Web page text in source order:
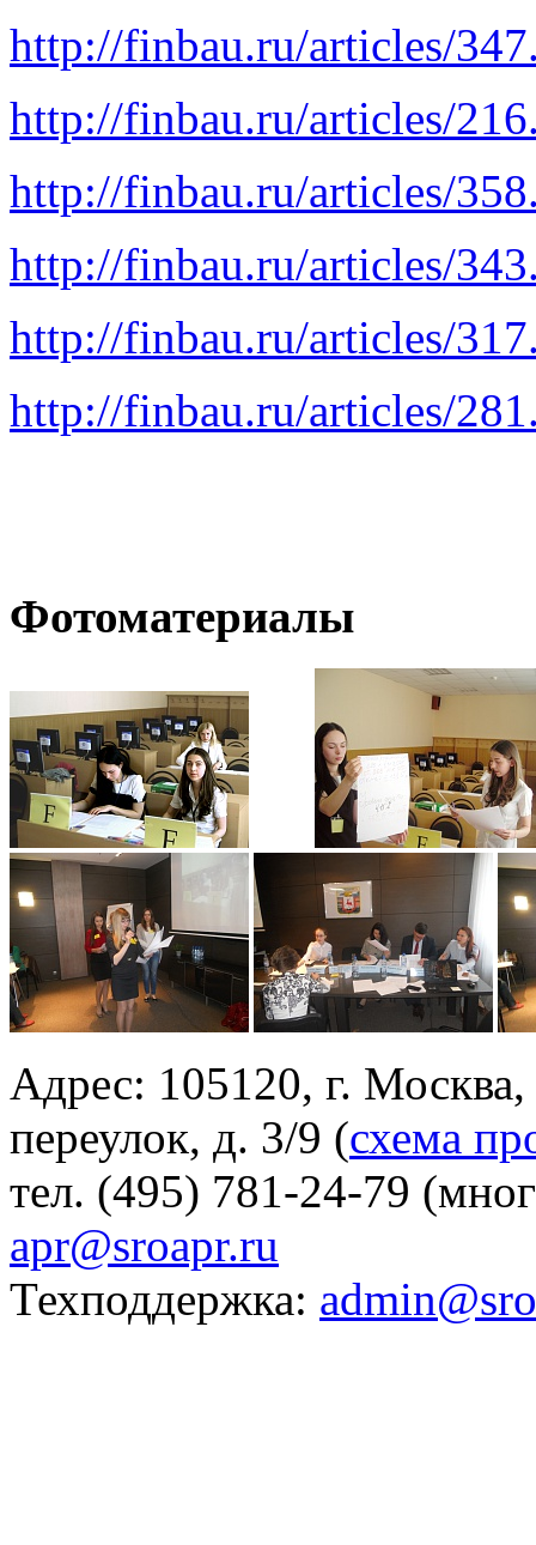
http://finbau.ru/articles/
http://finbau.ru/articles/
http://finbau.ru/articles/
http://finbau.ru/articles/
http://finbau.ru/articles/
http://finbau.ru/articles/
Фотоматериалы
Адрес: 105120, г.
переулок, д. 3/9 (схема
тел. (495) 781-24-79
apr@sroapr.ru
Техподдержка: